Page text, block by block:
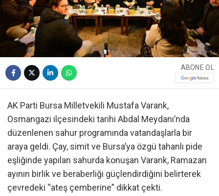
ABONE OL
AK Parti Bursa Milletvekili Mustafa Varank,
Osmangazi ilçesindeki tarihi Abdal Meydanı’nda
düzenlenen sahur programında vatandaşlarla bir
araya geldi. Çay, simit ve Bursa’ya özgü tahanlı pide
eşliğinde yapılan sahurda konuşan Varank, Ramazan
ayının birlik ve beraberliği güçlendirdiğini belirterek
çevredeki “ateş çemberine” dikkat çekti.